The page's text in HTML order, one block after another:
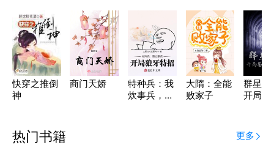
快穿之推倒
神
商门天娇
特种兵：我
炊事兵，开
大隋：全能
败家子
群星归
开局签
热门书籍 更多